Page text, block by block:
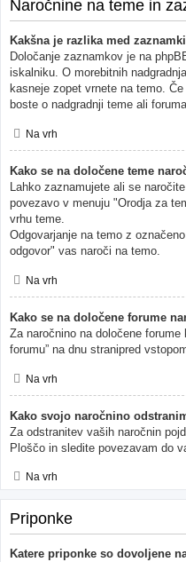
Naročnine na teme in
Kakšna je razlika med
Določanje zaznamkov je na
iskalniku. O morebitnih
kasneje zopet vrnete na temo.
boste o nadgradnji teme ali
Na vrh
Kako se na določene teme
Lahko zaznamujete ali se
povezavo v menuju "Orodja za
vrhu teme.
Odgovarjanje na temo z
odgovor" vas naroči na temo.
Na vrh
Kako se na določene forume
Za naročnino na določene
forumu” na dnu stranipred
Na vrh
Kako svojo naročnino
Za odstranitev vaših naročnin
Ploščo in sledite povezavam do
Na vrh
Priponke
Katere priponke so dovoljene